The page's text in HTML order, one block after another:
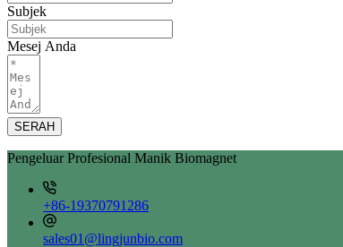
Subjek
Mesej Anda
SERAH
Pengeluar Profesional Manik Biomagnet
+86-19370791286
sales01@lingjunbio.com